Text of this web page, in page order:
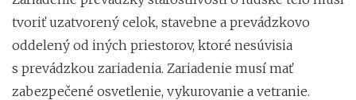
tvoriť uzatvorený celok, stavebne a prevádzkovo
oddelený od iných priestorov, ktoré nesúvisia
s prevádzkou zariadenia. Zariadenie musí mať
zabezpečené osvetlenie, vykurovanie a vetranie.